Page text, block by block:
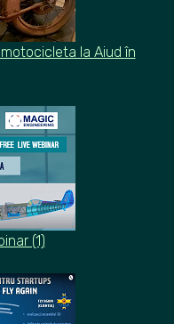
la Aiud în
(1)